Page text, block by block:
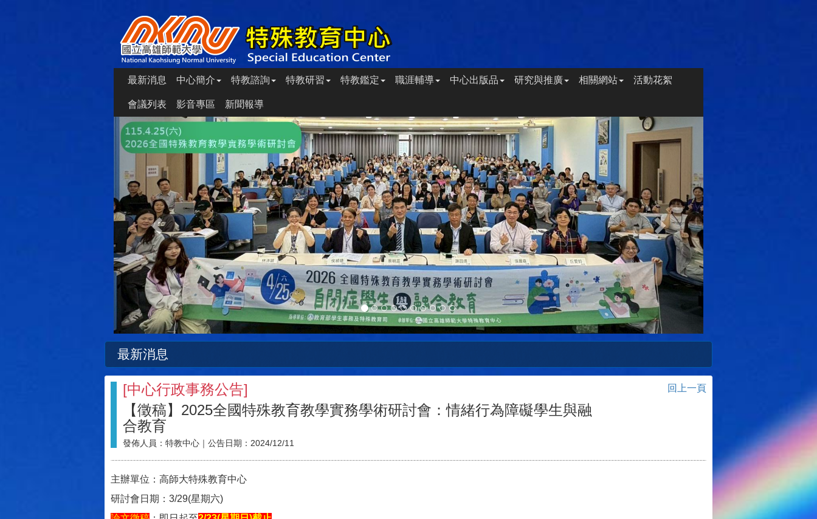
最新消息 中心簡介 特教諮詢 特教研習 特教鑑定 職涯輔導 中心出版品 研究與推廣 相關網站 活動花絮
會議列表 影音專區 新聞報導
Previous Next
最新消息
[中心行政事務公告]
【徵稿】2025全國特殊教育教學實務學術研討會：情緒行為障礙學生與融
合教育
發佈人員： 特教中心 ｜公告日期： 2024/12/11
回上一頁
主辦單位：高師大特殊教育中心
研討會日期：3/29(星期六)